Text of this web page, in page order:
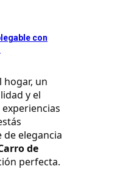
con
hogar, un
y el
elegancia
de
perfecta.